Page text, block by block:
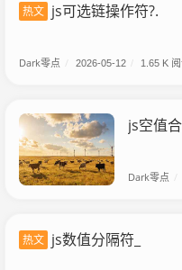
热文 js可选链操作符?.
Dark零点 2026-05-12 1.65 K
js空值
Dark零点
热文 js数值分隔符_